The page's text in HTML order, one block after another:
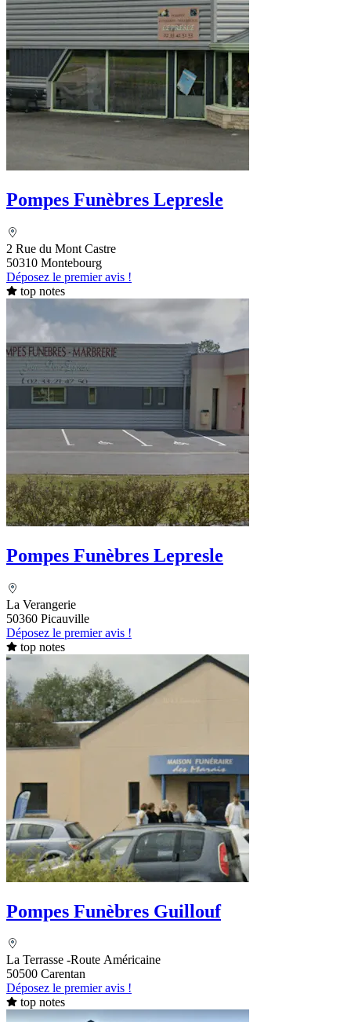
Pompes Funèbres Lepresle
2 Rue du Mont Castre
50310 Montebourg
Déposez le premier avis !
top notes
Pompes Funèbres Lepresle
La Verangerie
50360 Picauville
Déposez le premier avis !
top notes
Pompes Funèbres Guillouf
La Terrasse -Route Américaine
50500 Carentan
Déposez le premier avis !
top notes